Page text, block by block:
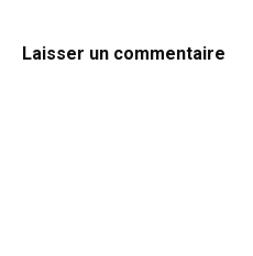
Laisser un commentaire